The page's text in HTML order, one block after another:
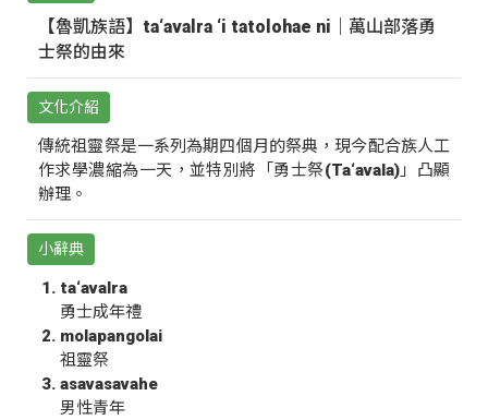
【魯凱族語】ta‘avalra ‘i tatolohae ni｜萬山部落勇
士祭的由來
文化介紹
傳統祖靈祭是一系列為期四個月的祭典，現今配合族人工
作求學濃縮為一天，並特別將「勇士祭(Ta‘avala)」凸顯
辦理。
小辭典
ta‘avalra
勇士成年禮
molapangolai
祖靈祭
asavasavahe
男性青年